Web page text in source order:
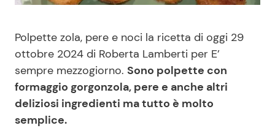
Moda e Style
Mondo Mamma
News benessere
Dolci
Le Ricette in TV
Polpette zola, pere e noci la ricetta di oggi 29
ottobre 2024 di Roberta Lamberti per E’
sempre mezzogiorno. Sono polpette con
formaggio gorgonzola, pere e anche altri
deliziosi ingredienti ma tutto è molto
semplice.